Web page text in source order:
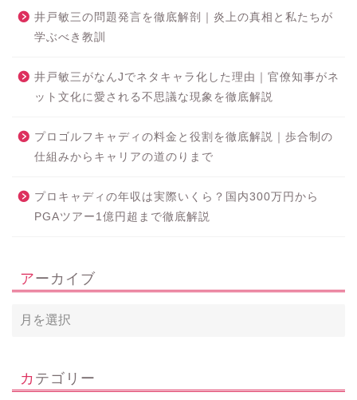
井戸敏三の問題発言を徹底解剖｜炎上の真相と私たちが
学ぶべき教訓
井戸敏三がなんJでネタキャラ化した理由｜官僚知事がネ
ット文化に愛される不思議な現象を徹底解説
プロゴルフキャディの料金と役割を徹底解説｜歩合制の
仕組みからキャリアの道のりまで
プロキャディの年収は実際いくら？国内300万円から
PGAツアー1億円超まで徹底解説
アーカイブ
カテゴリー